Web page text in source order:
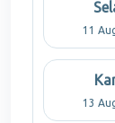
11
13